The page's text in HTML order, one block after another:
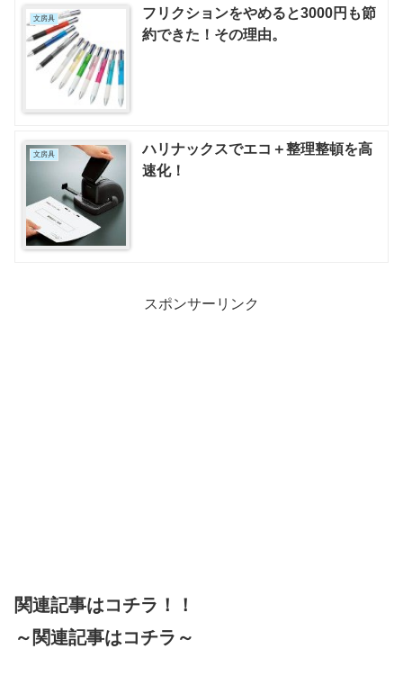
文房具
フリクションをやめると3000円も節
約できた！その理由。
文房具
ハリナックスでエコ＋整理整頓を高
速化！
スポンサーリンク
関連記事はコチラ！！
～関連記事はコチラ～